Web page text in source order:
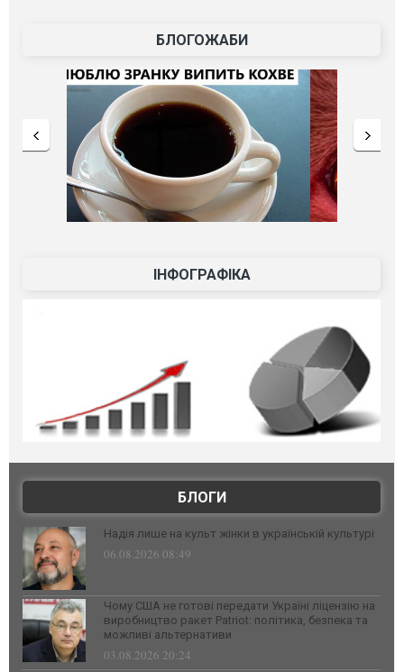
БЛОГОЖАБИ
ІНФОГРАФІКА
БЛОГИ
Надія лише на культ жінки в українській культурі
06.08.2026 08:49
Чому США не готові передати Україні ліцензію на
виробництво ракет Patriot: політика, безпека та
можливі альтернативи
03.08.2026 20:24